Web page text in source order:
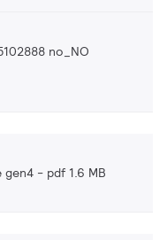
no_NO
gen4 pdf 1.6 MB